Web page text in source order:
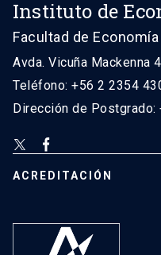
Instituto de
Facultad de
Avda. Vicuña Mackenna
Teléfono: +56 2 2354
Dirección de Postgrado:
ACREDITACIÓN